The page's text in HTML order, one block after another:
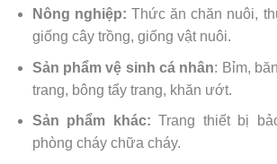
Nông nghiệp:Thức ăn chăn nuôi,
giống cây trồng, giống vật nuôi.
Sản phẩm vệ sinh cá nhân: Bỉm,
trang, bông tẩy trang, khăn ướt.
Sản phẩm khác:Trang thiết bị
phòng cháy chữa cháy.